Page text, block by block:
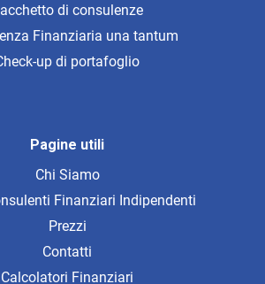
Pagine utili
Chi Siamo
Finanziari Indipendenti
Prezzi
Contatti
Calcolatori Finanziari
di consulenze
Finanziaria una tantum
up di portafoglio